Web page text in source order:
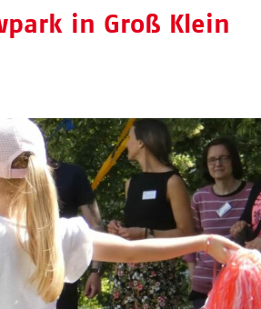
in Groß Klein